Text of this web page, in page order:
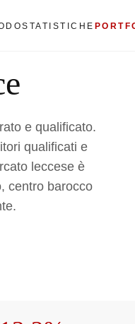
STATISTICHE
e qualificato.
qualificati e
leccese è
centro barocco